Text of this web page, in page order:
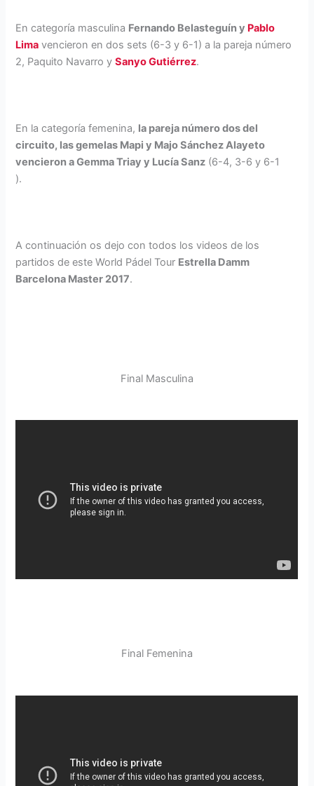
En categoría masculina Fernando Belasteguín y Pablo
Lima vencieron en dos sets (6-3 y 6-1) a la pareja número
2, Paquito Navarro ySanyo Gutiérrez.
En la categoría femenina, la pareja número dos del
circuito, las gemelas Mapi y Majo Sánchez Alayeto
vencieron a Gemma Triay y Lucía Sanz (6-4, 3-6 y 6-1
).
A continuación os dejo con todos los videos de los
partidos de este World Pádel Tour Estrella Damm
Barcelona Master 2017.
Final Masculina
Final Femenina